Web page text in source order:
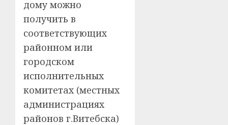
дому можно
получить в
соответствующих
районном или
городском
исполнительных
комитетах (местных
администрациях
районов г.Витебска)